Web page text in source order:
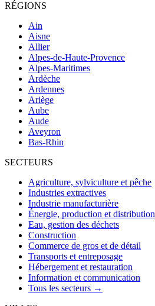
RÉGIONS
Ain
Aisne
Allier
Alpes-de-Haute-Provence
Alpes-Maritimes
Ardèche
Ardennes
Ariège
Aube
Aude
Aveyron
Bas-Rhin
SECTEURS
Agriculture, sylviculture et pêche
Industries extractives
Industrie manufacturière
Énergie, production et distribution
Eau, gestion des déchets
Construction
Commerce de gros et de détail
Transports et entreposage
Hébergement et restauration
Information et communication
Tous les secteurs →